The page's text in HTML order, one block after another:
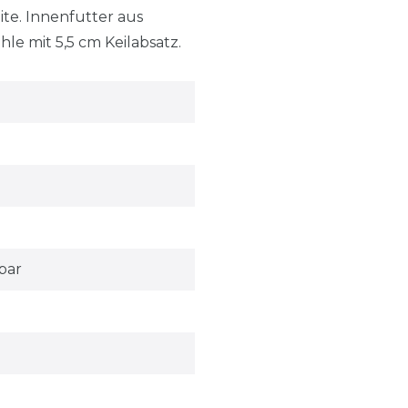
Innenfutter aus
mit 5,5 cm Keilabsatz.